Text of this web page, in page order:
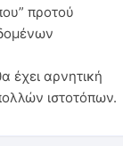
προτού
έχει αρνητική
ιστοτόπων.